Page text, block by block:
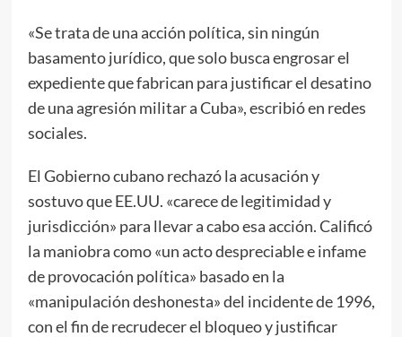
«Se trata de una acción política, sin ningún
basamento jurídico, que solo busca engrosar el
expediente que fabrican para justificar el desatino
de una agresión militar a Cuba», escribió en redes
sociales.
El Gobierno cubano rechazó la acusación y
sostuvo que EE.UU. «carece de legitimidad y
jurisdicción» para llevar a cabo esa acción. Calificó
la maniobra como «un acto despreciable e infame
de provocación política» basado en la
«manipulación deshonesta» del incidente de 1996,
con el fin de recrudecer el bloqueo y justificar